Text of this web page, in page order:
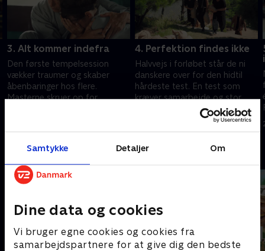
Samtykke Detaljer Om
Dine data og cookies
Vi bruger egne cookies og cookies fra
samarbejdspartnere for at give dig den bedste
3. Alt kommer indefra
Den første tempelsession
vækker traumer og skaber
åbenbaringer hos flere.
Masterne skruer op for
templet.
4. Perfektion findes ikke
Halvvejs i forløbet står de ni
danskere over for den hidtil
hårdeste test. En test som
kræver samarbejde og stor
17. marts 2025 • 40 min
Andre så også